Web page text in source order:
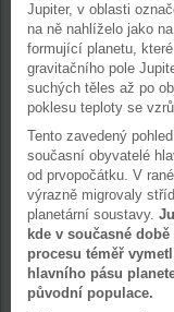
Jupiter, v oblasti
na ně nahlíželo jako
formující planetu,
gravitačního pole
suchých těles až po
poklesu teploty se
Tento zavedený
současní obyvatelé
od prvopočátku. V
výrazně migrovaly
planetární soustavy.
kde v současné
procesu téměř
hlavního pásu
původní populace.